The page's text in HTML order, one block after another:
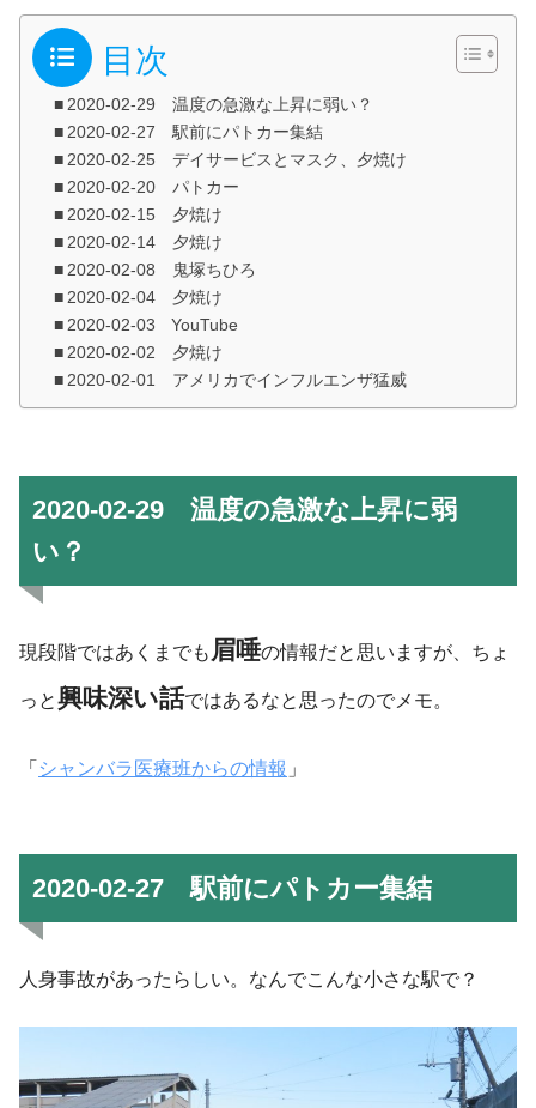
目次
2020-02-29 温度の急激な上昇に弱い？
2020-02-27 駅前にパトカー集結
2020-02-25 デイサービスとマスク、夕焼け
2020-02-20 パトカー
2020-02-15 夕焼け
2020-02-14 夕焼け
2020-02-08 鬼塚ちひろ
2020-02-04 夕焼け
2020-02-03 YouTube
2020-02-02 夕焼け
2020-02-01 アメリカでインフルエンザ猛威
2020-02-29 温度の急激な上昇に弱
い？
現段階ではあくまでも 眉唾の情報だと思いますが、ちょ
っと興味深い話ではあるなと思ったのでメモ。
「 シャンバラ医療班からの情報 」
2020-02-27 駅前にパトカー集結
人身事故があったらしい。なんでこんな小さな駅で？